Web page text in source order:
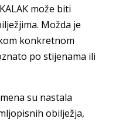
može biti
Možda je
konkretnom
po stijenama ili
su nastala
obilježja,